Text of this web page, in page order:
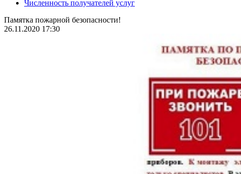
Численность получателей услуг
Памятка пожарной безопасности!
26.11.2020 17:30